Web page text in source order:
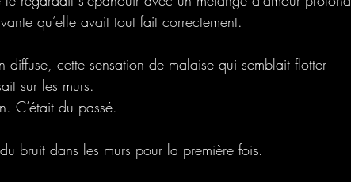
qu’elle avait tout fait correctement.
diffuse, cette sensation de malaise qui semblait flotter
sur les murs.
C’était du passé.
bruit dans les murs pour la première fois.